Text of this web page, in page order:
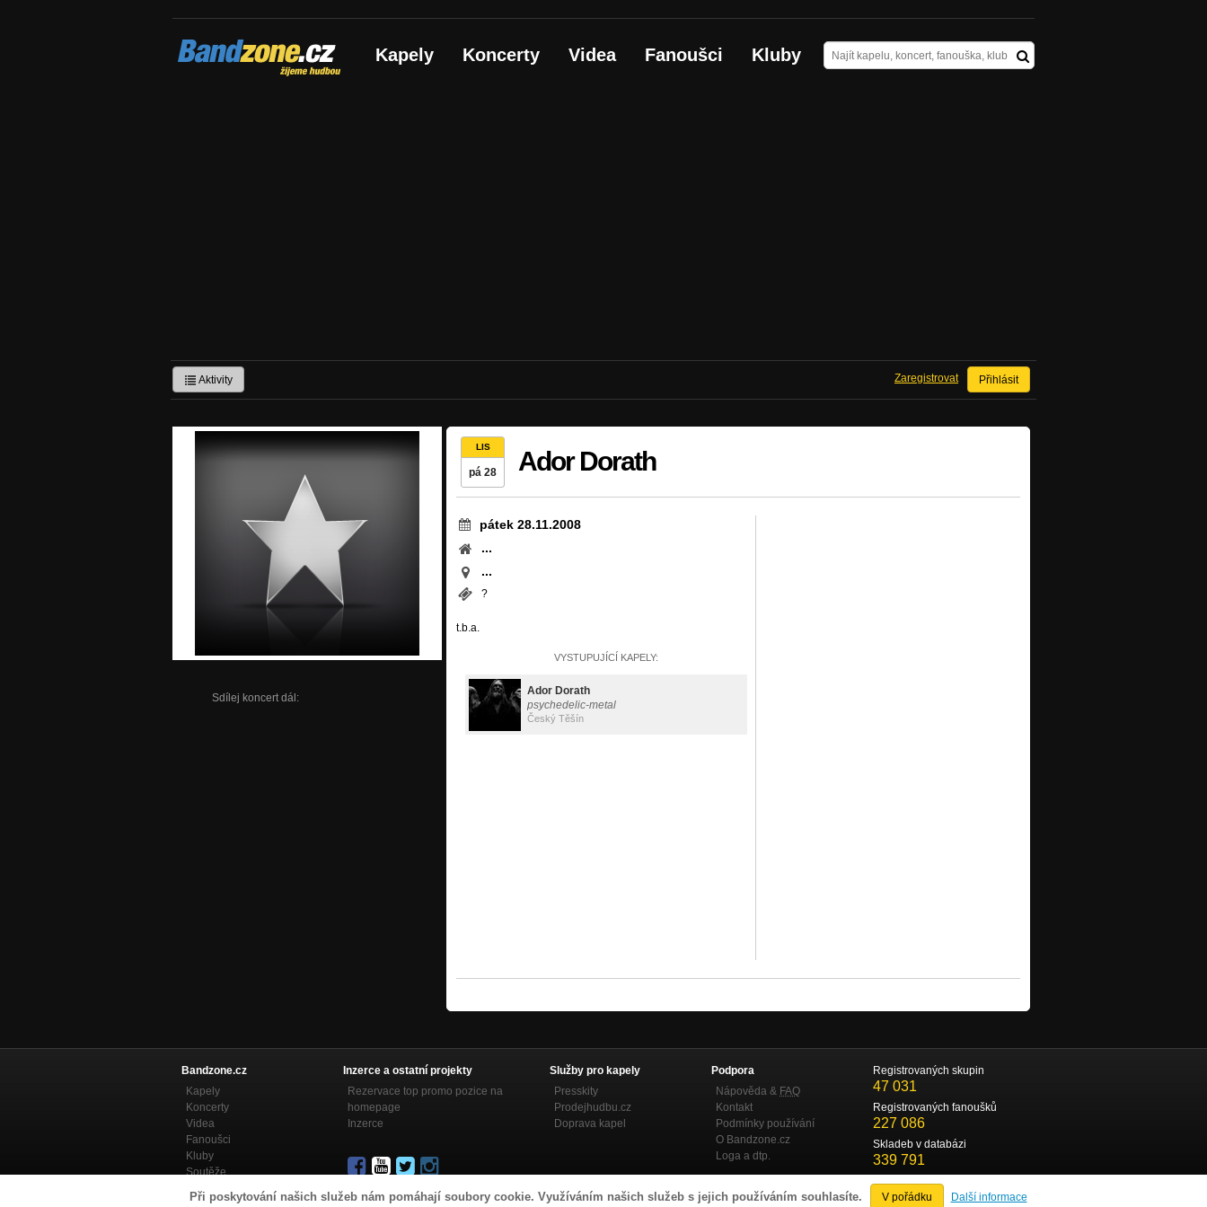
Při poskytování našich služeb nám pomáhají soubory cookie. Využíváním našich služeb s jejich používáním souhlasíte. V pořádku Další informace
Bandzone.cz
žijeme hudbou Kapely Koncerty Videa Fanoušci Kluby
Aktivity Přihlásit
Zaregistrovat
Sdílej koncert dál:
LIS
pá 28 Ador Dorath
pátek 28.11.2008
...
...
?
t.b.a.
VYSTUPUJÍCÍ KAPELY:
Ador Dorath
psychedelic-metal
Český Těšín
Bandzone.cz
Kapely
Koncerty
Videa
Fanoušci
Kluby
Soutěže
Bandzone.cz blog
Inzerce a ostatní projekty
Rezervace top promo pozice na
homepage
Inzerce
Služby pro kapely
Presskity
Prodejhudbu.cz
Doprava kapel
Podpora
Nápověda & FAQ
Kontakt
Podmínky používání
O Bandzone.cz
Loga a dtp.
Registrovaných skupin
47 031
Registrovaných fanoušků
227 086
Skladeb v databázi
339 791